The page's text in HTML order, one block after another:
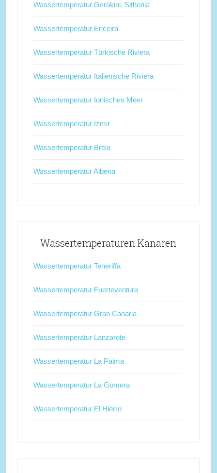
Wassertemperatur Gerakini, Sithonia
Wassertemperatur Ericeira
Wassertemperatur Türkische Riviera
Wassertemperatur Italienische Riviera
Wassertemperatur Ionisches Meer
Wassertemperatur Izmir
Wassertemperatur Brela
Wassertemperatur Albena
Wassertemperaturen Kanaren
Wassertemperatur Teneriffa
Wassertemperatur Fuerteventura
Wassertemperatur Gran Canaria
Wassertemperatur Lanzarote
Wassertemperatur La Palma
Wassertemperatur La Gomera
Wassertemperatur El Hierro